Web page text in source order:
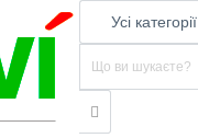
Усі категорії